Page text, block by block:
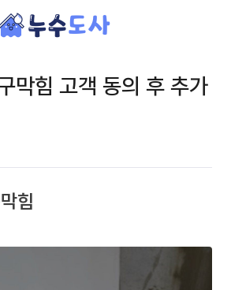
막힘 고객 동의 후 추가
힘